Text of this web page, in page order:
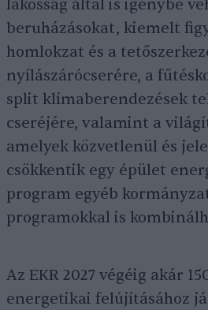
lakosság által is igénybe
beruházásokat, kiemelt
homlokzat és a
nyílászárócserére, a
split klímaberendezések
cseréjére, valamint a
amelyek közvetlenül és
csökkentik egy épület
program egyéb
programokkal is
Az EKR 2027 végéig akár
energetikai felújításához